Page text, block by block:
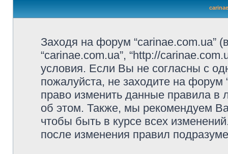
Заходя на форум
“carinae.com.ua”, “http://
условия. Если Вы не согласны с
пожалуйста, не заходите на
право изменить данные правила в
об этом. Также, мы рекомендуем
чтобы быть в курсе всех
после изменения правил